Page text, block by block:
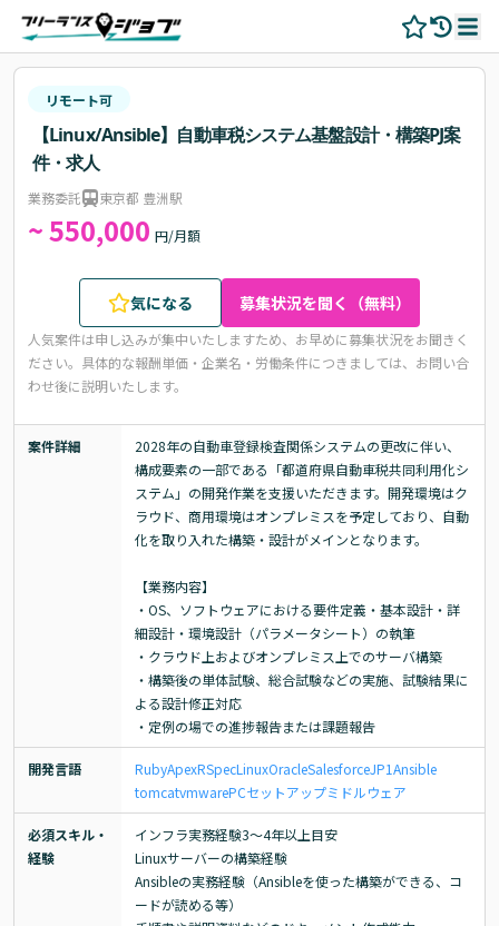
リモート可
【Linux/Ansible】自動車税システム基盤設計・構築PJ案
件・求人
業務委託 東京都 豊洲駅
~ 550,000 円/月額
気になる 募集状況を聞く（無料）
人気案件は申し込みが集中いたしますため、お早めに募集状況をお聞きく
ださい。 具体的な報酬単価・企業名・労働条件につきましては、お問い合
わせ後に説明いたします。
案件詳細
2028年の自動車登録検査関係システムの更改に伴い、
構成要素の一部である「都道府県自動車税共同利用化シ
ステム」の開発作業を支援いただきます。開発環境はク
ラウド、商用環境はオンプレミスを予定しており、自動
化を取り入れた構築・設計がメインとなります。
【業務内容】
・OS、ソフトウェアにおける要件定義・基本設計・詳
細設計・環境設計（パラメータシート）の執筆
・クラウド上およびオンプレミス上でのサーバ構築
・構築後の単体試験、総合試験などの実施、試験結果に
よる設計修正対応
・定例の場での進捗報告または課題報告
開発言語 RubyApexRSpecLinuxOracleSalesforceJP1Ansible
tomcatvmwarePCセットアップミドルウェア
必須スキル・
経験
インフラ実務経験3～4年以上目安
Linuxサーバーの構築経験
Ansibleの実務経験（Ansibleを使った構築ができる、コ
ードが読める等）